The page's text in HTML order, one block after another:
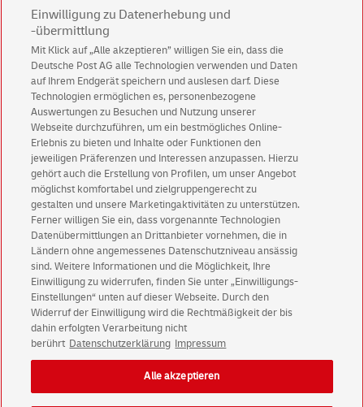
Abonnieren Sie unseren Newsletter
Immer informiert über exklusive Angebote und
Aktionen - jetzt mit Vorteil
Privatkundensichern sich einen5 € Gutschein
für POSTSCAN!
Geschäftskundenerhalten einen5 € Gutschein
für Briefmarke individuell!
Zur Newsletter-Anmeldung
© Fri Aug 07 01:49:47 CEST 2026 Deutsche Post AG
Impressum
Datenschutz
Einwilligungs-Einstellungen
Rechtliche Hinweise
Einwilligung zu Datenerhebung und
-übermittlung
Mit Klick auf „Alle akzeptieren” willigen Sie ein, dass die
Deutsche Post AG alle Technologien verwenden und Daten
auf Ihrem Endgerät speichern und auslesen darf. Diese
Technologien ermöglichen es, personenbezogene
Auswertungen zu Besuchen und Nutzung unserer
Webseite durchzuführen, um ein bestmögliches Online-
Erlebnis zu bieten und Inhalte oder Funktionen den
jeweiligen Präferenzen und Interessen anzupassen. Hierzu
gehört auch die Erstellung von Profilen, um unser Angebot
möglichst komfortabel und zielgruppengerecht zu
gestalten und unsere Marketingaktivitäten zu unterstützen.
Ferner willigen Sie ein, dass vorgenannte Technologien
Datenübermittlungen an Drittanbieter vornehmen, die in
Ländern ohne angemessenes Datenschutzniveau ansässig
sind. Weitere Informationen und die Möglichkeit, Ihre
Einwilligung zu widerrufen, finden Sie unter „Einwilligungs-
Einstellungen“ unten auf dieser Webseite. Durch den
Widerruf der Einwilligung wird die Rechtmäßigkeit der bis
dahin erfolgten Verarbeitung nicht
berührt Datenschutzerklärung Impressum
Alle akzeptieren